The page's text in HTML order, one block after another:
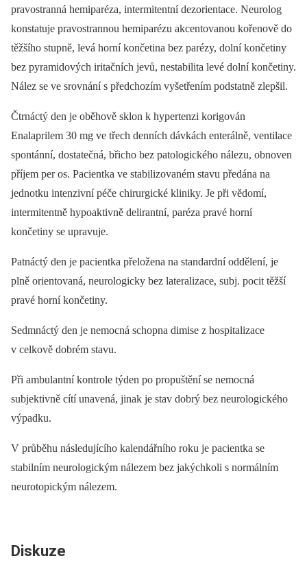
pravostranná hemiparéza, intermitentní dezorientace. Neurolog
konstatuje pravostrannou hemiparézu akcentovanou kořenově do
těžšího stupně, levá horní končetina bez parézy, dolní končetiny
bez pyramidových iritačních jevů, nestabilita levé dolní končetiny.
Nález se ve srovnání s předchozím vyšetřením podstatně zlepšil.
Čtrnáctý den je oběhově sklon k hypertenzi korigován
Enalaprilem 30 mg ve třech denních dávkách enterálně, ventilace
spontánní, dostatečná, břicho bez patologického nálezu, obnoven
příjem per os. Pa­cientka ve stabilizovaném stavu předána na
jednotku intenzivní péče chirurgické kliniky. Je při vědomí,
intermitentně hypoaktivně delirantní, paréza pravé horní
končetiny se upravuje.
Patnáctý den je pa­cientka přeložena na standardní oddělení, je
plně orientovaná, neurologicky bez lateralizace, subj. pocit těžší
pravé horní končetiny.
Sedmnáctý den je nemocná schopna dimise z hospitalizace
v celkově dobrém stavu.
Při ambulantní kontrole týden po propuštění se nemocná
subjektivně cítí unavená, jinak je stav dobrý bez neurologického
výpadku.
V průběhu následujícího kalendářního roku je pa­cientka se
stabilním neurologickým nálezem bez jakýchkoli s normálním
neurotopickým nálezem.
Diskuze